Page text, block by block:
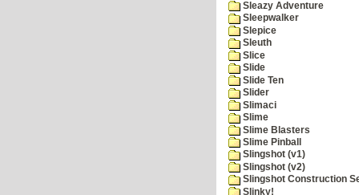
Sleazy Adventure
Sleepwalker
Slepice
Sleuth
Slice
Slide
Slide Ten
Slider
Slimaci
Slime
Slime Blasters
Slime Pinball
Slingshot (v1)
Slingshot (v2)
Slingshot Construction
Slinky!